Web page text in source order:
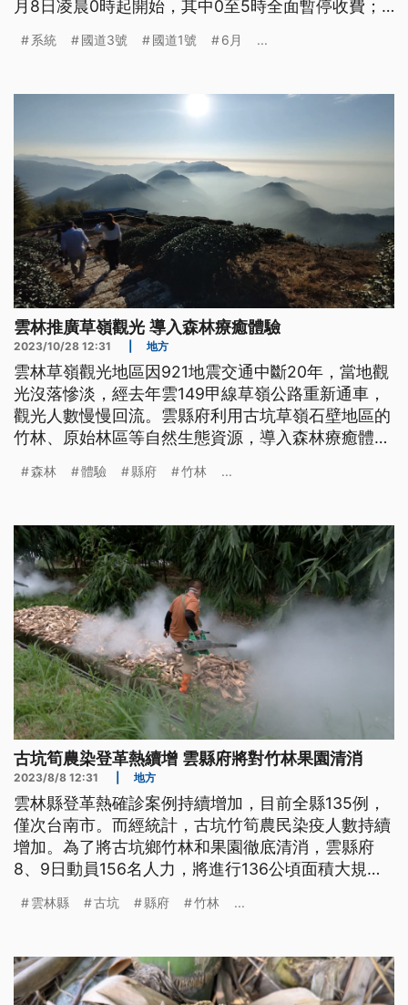
月8日凌晨0時起開始，其中0至5時全面暫停收費；
制。
系統 國道3號 國道1號 6月 ...
雲林推廣草嶺觀光 導入森林療癒體驗
2023/10/28 12:31 地方
雲林草嶺觀光地區因921地震交通中斷20年，當地觀
光沒落慘淡，經去年雲149甲線草嶺公路重新通車，
觀光人數慢慢回流。雲縣府利用古坑草嶺石壁地區的
竹林、原始林區等自然生態資源，導入森林療癒體
遊客明顯增加，預估年底可達80萬人次。
森林 體驗 縣府 竹林 ...
古坑筍農染登革熱續增 雲縣府將對竹林果園清消
2023/8/8 12:31 地方
雲林縣登革熱確診案例持續增加，目前全縣135例，
僅次台南市。而經統計，古坑竹筍農民染疫人數持續
增加。為了將古坑鄉竹林和果園徹底清消，雲縣府
8、9日動員156名人力，將進行136公頃面積大規模
制疫情。
雲林縣 古坑 縣府 竹林 ...